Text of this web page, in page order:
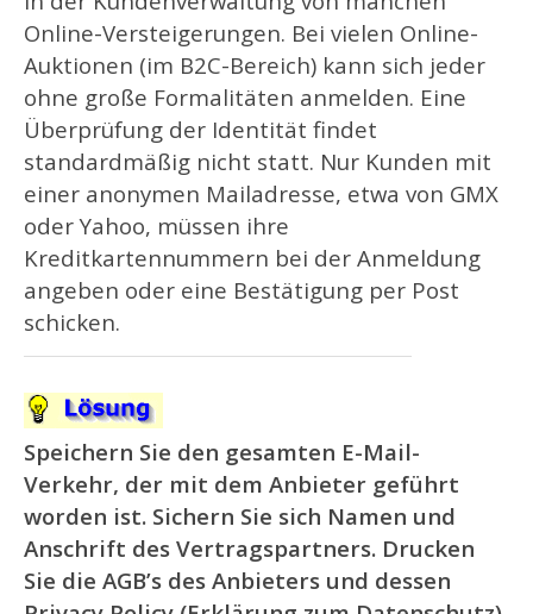
Online-Versteigerungen. Bei vielen Online-
Auktionen (im B2C-Bereich) kann sich jeder
ohne große Formalitäten anmelden. Eine
Überprüfung der Identität findet
standardmäßig nicht statt. Nur Kunden mit
einer anonymen Mailadresse, etwa von GMX
oder Yahoo, müssen ihre
Kreditkartennummern bei der Anmeldung
angeben oder eine Bestätigung per Post
schicken.
Speichern Sie den gesamten E-Mail-
Verkehr, der mit dem Anbieter geführt
worden ist. Sichern Sie sich Namen und
Anschrift des Vertragspartners. Drucken
Sie die AGB’s des Anbieters und dessen